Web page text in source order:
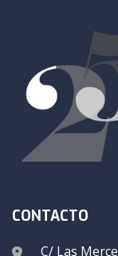
CONTACTO
C/ Las